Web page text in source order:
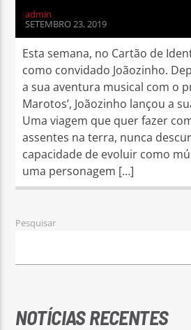
admin
SETEMBRO 23, 2019
Esta semana, no Cartão de
como convidado Joãozinho.
a sua aventura musical com o
Marotos’, Joãozinho lançou a
Uma viagem que quer fazer
assentes na terra, nunca
capacidade de evoluir como
uma personagem […]
Pesquisar
NOTÍCIAS RECENTES